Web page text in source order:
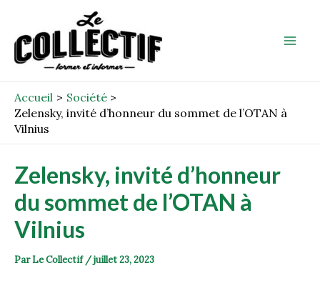
contenu
Accueil
Société
Zelensky, invité d’honneur du sommet de l’OTAN à
Vilnius
Zelensky, invité d’honneur
du sommet de l’OTAN à
Vilnius
ParLe Collectif /juillet 23, 2023
navigation